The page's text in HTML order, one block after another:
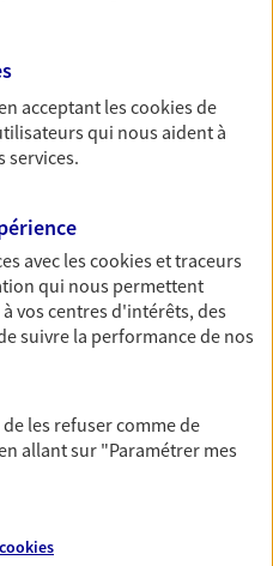
projets de
départ à la retraite…
un conseil d'expert
une
correspond à vos
conseils d'un expert :
le point ensemble !
protéger vos
acceptant lescookiesde
qui nous aident à
services.
avec lescookies et traceurs
qui nous permettent
vos centres d'intérêts, des
suivre la performance de nos
les refuser comme de
allant sur "Paramétrer mes
cookies